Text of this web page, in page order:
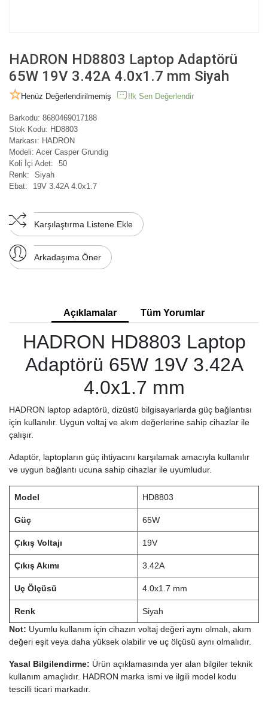
HADRON HD8803 Laptop Adaptörü
65W 19V 3.42A 4.0x1.7 mm Siyah
Henüz Değerlendirilmemiş İlk Sen Değerlendir
Barkodu: 8680469017188
Stok Kodu: HD8803
Markası: HADRON
Modeli: Acer Casper Grundig
Koli İçi Adet:
50
Renk:
Siyah
Ebat:
19V 3.42A 4.0x1.7
Karşılaştırma Listene Ekle
Arkadaşıma Öner
Açıklamalar Tüm Yorumlar
HADRON HD8803 Laptop
Adaptörü 65W 19V 3.42A
4.0x1.7 mm
HADRON laptop adaptörü, dizüstü bilgisayarlarda güç bağlantısı
için kullanılır. Uygun voltaj ve akım değerlerine sahip cihazlar ile
çalışır.
Adaptör, laptopların güç ihtiyacını karşılamak amacıyla kullanılır
ve uygun bağlantı ucuna sahip cihazlar ile uyumludur.
Model HD8803
Güç 65W
Çıkış Voltajı 19V
Çıkış Akımı 3.42A
Uç Ölçüsü 4.0x1.7 mm
Renk
Siyah
Not: Uyumlu kullanım için cihazın voltaj değeri aynı olmalı, akım
değeri eşit veya daha yüksek olabilir ve uç ölçüsü aynı olmalıdır.
Yasal Bilgilendirme: Ürün açıklamasında yer alan bilgiler teknik
kullanım amaçlıdır. HADRON marka ismi ve ilgili model kodu
tescilli ticari markadır.